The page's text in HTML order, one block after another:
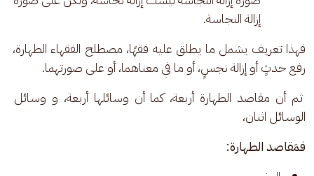
إزالة النجاسة.
فهذا تعريف يشمل ما يطلق عليه فقهًا، مصطلح الفقهاء الطهارة،
رفع حدثٍ أو إزالة نجسٍ، أو ما في معناهما، أو على صورتهما.
ثم أن مقاصد الطهارة أربعة، كما أن وسائلها أربعة، و وسائل
الوسائل اثنان،
فمَقاصد الطهارة: